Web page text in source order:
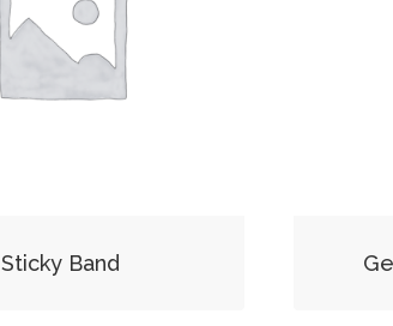
Sticky Band